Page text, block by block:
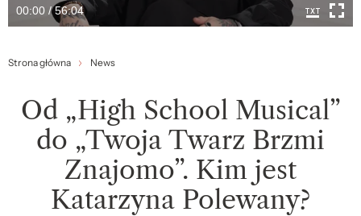
00:00 / 56:04
Strona główna News
Od „High School Musical”
do „Twoja Twarz Brzmi
Znajomo”. Kim jest
Katarzyna Polewany?